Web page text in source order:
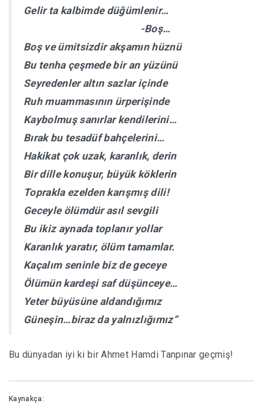
Gelir ta kalbimde düğümlenir…
-Boş…
Boş ve ümitsizdir akşamın hüznü
Bu tenha çeşmede bir an yüzünü
Seyredenler altın sazlar içinde
Ruh muammasının ürperişinde
Kaybolmuş sanırlar kendilerini…
Bırak bu tesadüf bahçelerini…
Hakikat çok uzak, karanlık, derin
Bir dille konuşur, büyük köklerin
Toprakla ezelden karışmış dili!
Geceyle ölümdür asıl sevgili
Bu ikiz aynada toplanır yollar
Karanlık yaratır, ölüm tamamlar.
Kaçalım seninle biz de geceye
Ölümün kardeşi saf düşünceye…
Yeter büyüsüne aldandığımız
Güneşin…biraz da yalnızlığımız”
Bu dünyadan iyi ki bir Ahmet Hamdi Tanpınar geçmiş!
Kaynakça: